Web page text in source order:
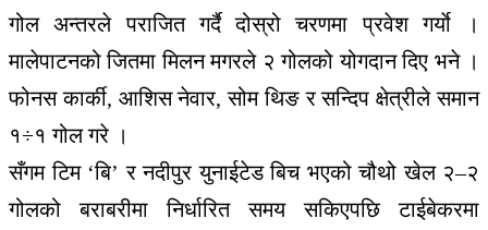
गोल अन्तरले पराजित गर्दै दोस्रो चरणमा प्रवेश गर्याे ।
मालेपाटनको जितमा मिलन मगरले २ गोलको योगदान दिए भने ।
फोनस कार्की, आशिस नेवार, सोम थिङ र सन्दिप क्षेत्रीले समान
१÷१ गोल गरे ।
सँगम टिम ‘बि’ र नदीपुर युनाईटेड बिच भएको चौथो खेल २–२
गोलको बराबरीमा निर्धारित समय सकिएपछि टाईबेकरमा